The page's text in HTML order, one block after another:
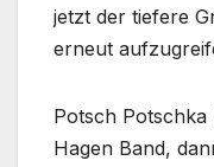
jetzt der tiefere
erneut
Potsch Potschka
Hagen Band,